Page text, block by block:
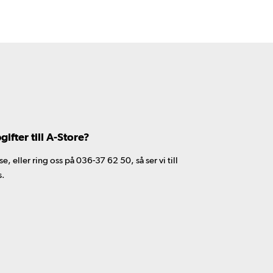
till A-Store?
eller ring oss på 036-37 62 50, så ser vi till